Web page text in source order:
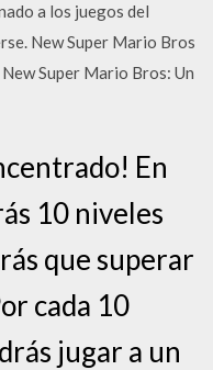
a los juegos del
New Super Mario Bros
Super Mario Bros: Un
En
10 niveles
que superar
cada 10
jugar a un